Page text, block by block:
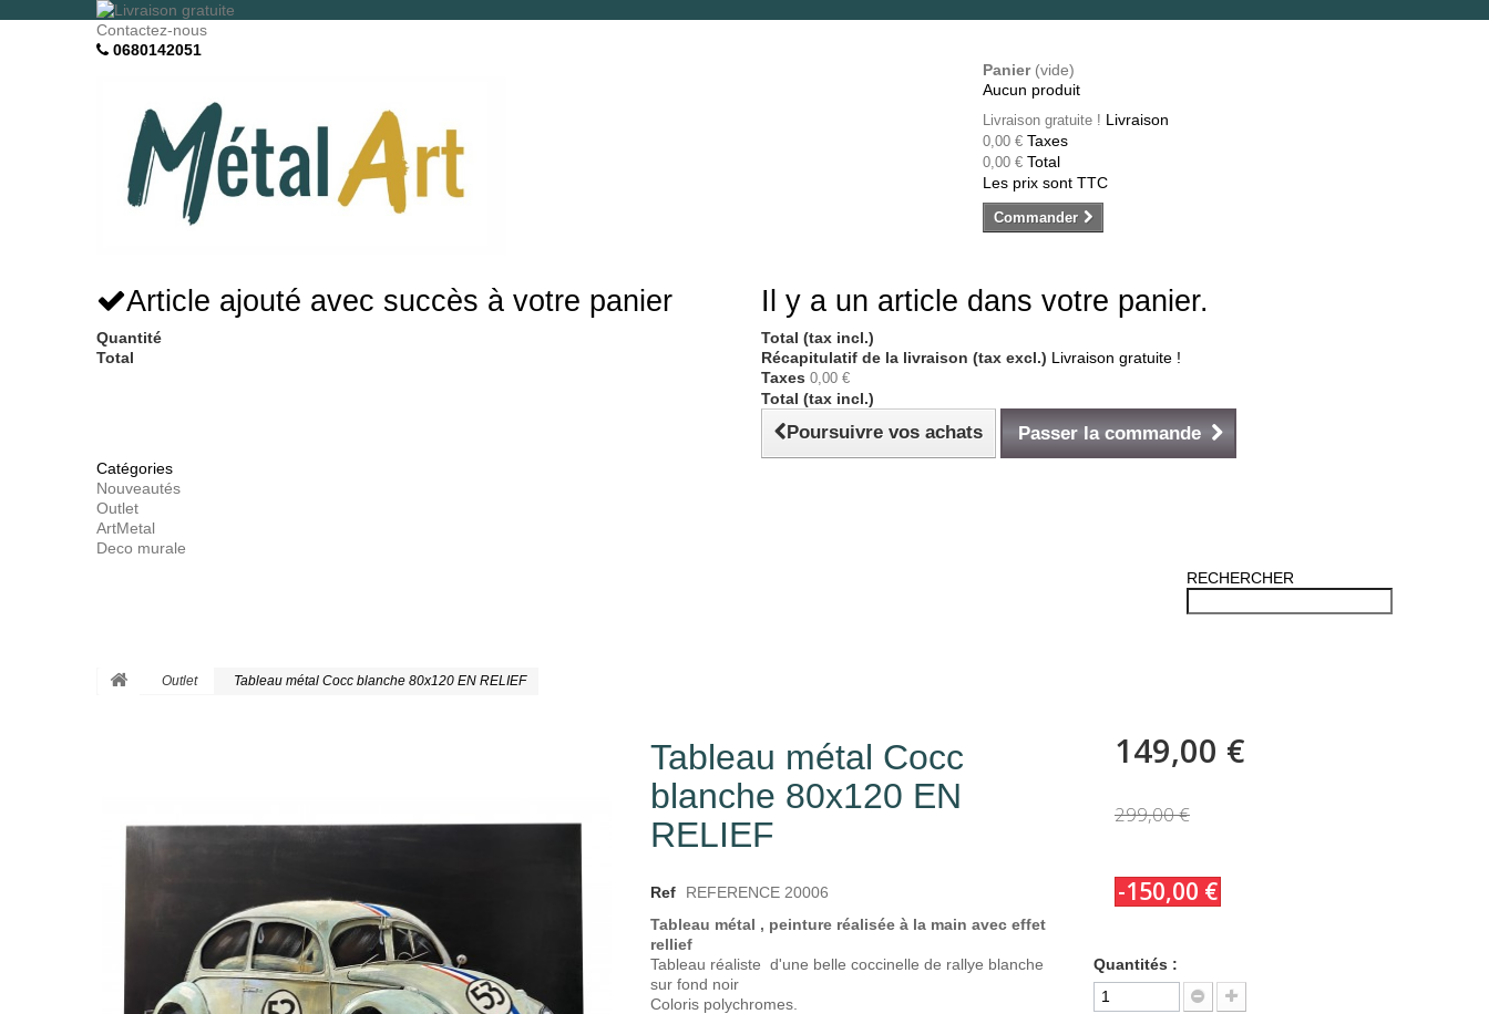
Contactez-nous
0680142051
Panier (vide)
Aucun produit
Livraison gratuite ! Livraison
0,00 € Taxes
0,00 € Total
Les prix sont TTC
Commander
Article ajouté avec succès à votre panier
Quantité
Total
Il y a un article dans votre panier.
Total (tax incl.)
Récapitulatif de la livraison (tax excl.) Livraison gratuite !
Taxes 0,00 €
Total (tax incl.)
Poursuivre vos achats Passer la commande
Catégories
Nouveautés
Outlet
ArtMetal
Deco murale
RECHERCHER
Outlet Tableau métal Cocc blanche 80x120 EN RELIEF
Tableau métal Cocc
blanche 80x120 EN
RELIEF
Ref
REFERENCE 20006
Tableau métal , peinture réalisée à la main avec effet
rellief
Tableau réaliste d'une belle coccinelle de rallye blanche
sur fond noir
Coloris polychromes.
149,00 €
299,00 €
-150,00 €
Quantités :